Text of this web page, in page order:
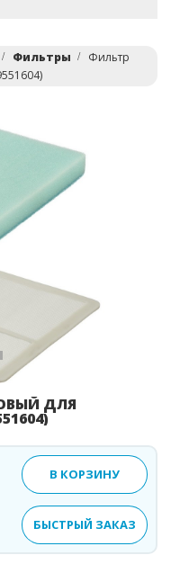
Фильтры
Фильтр
ДЛЯ
В КОРЗИНУ
БЫСТРЫЙ ЗАКАЗ